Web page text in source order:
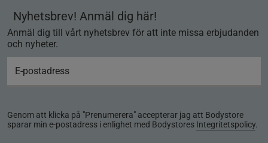
Nyhetsbrev! Anmäl dig här!
Anmäl dig till vårt nyhetsbrev för att inte missa erbjudanden
och nyheter.
Genom att klicka på "Prenumerera" accepterar jag att Bodystore
sparar min e-postadress i enlighet med Bodystores Integritetspolicy.